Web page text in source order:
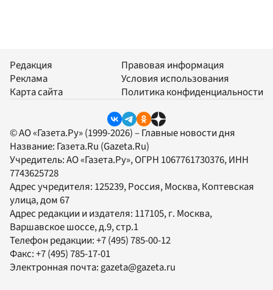
Редакция
Реклама
Карта сайта
Правовая информация
Условия использования
Политика конфиденциальности
© АО «Газета.Ру» (1999-2026) – Главные новости дня
Название: Газета.Ru (Gazeta.Ru)
Учредитель:АО «Газета.Ру», ОГРН 1067761730376, ИНН
7743625728
Адрес учредителя: 125239, Россия, Москва, Коптевская
улица, дом 67
Адрес редакции и издателя: 117105, г. Москва,
Варшавское шоссе, д.9, стр.1
Телефон редакции:+7 (495) 785-00-12
Факс:+7 (495) 785-17-01
Электронная почта: gazeta@gazeta.ru